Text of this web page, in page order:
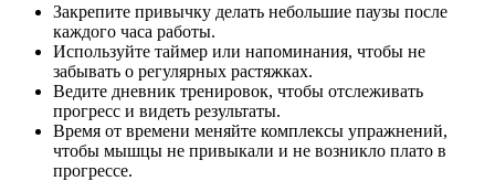
Закрепите привычку делать небольшие паузы после
каждого часа работы.
Используйте таймер или напоминания, чтобы не
забывать о регулярных растяжках.
Ведите дневник тренировок, чтобы отслеживать
прогресс и видеть результаты.
Время от времени меняйте комплексы упражнений,
чтобы мышцы не привыкали и не возникло плато в
прогрессе.